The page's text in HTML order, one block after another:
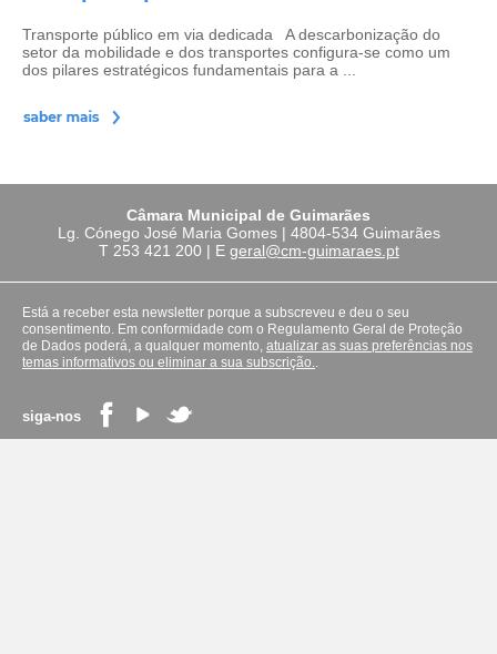
Transporte público em via dedicada A descarbonização do
setor da mobilidade e dos transportes configura-se como um
dos pilares estratégicos fundamentais para a ...
Câmara Municipal de Guimarães
Lg. Cónego José Maria Gomes | 4804-534 Guimarães
T 253 421 200 | E geral@cm-guimaraes.pt
Está a receber esta newsletter porque a subscreveu e deu o seu
consentimento. Em conformidade com o Regulamento Geral de Proteção
de Dados poderá, a qualquer momento, atualizar as suas preferências nos
temas informativos ou eliminar a sua subscrição..
siga-nos